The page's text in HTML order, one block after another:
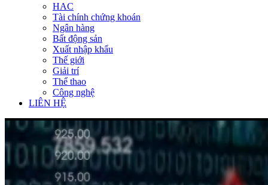
HAC
Tài chính chứng khoán
Ngân hàng
Bất động sản
Xuất nhập khẩu
Thế giới
Giải trí
Thể thao
Công nghệ
LIÊN HỆ